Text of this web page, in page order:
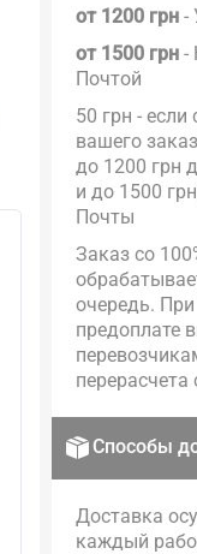
от 1200 грн -
от 1500 грн -
Почтой
50 грн -
вашего
до 1200 грн
и до 1500
Почты
Заказ со
очередь. При
предоплате
перерасчета
Способы
Доставка
каждый